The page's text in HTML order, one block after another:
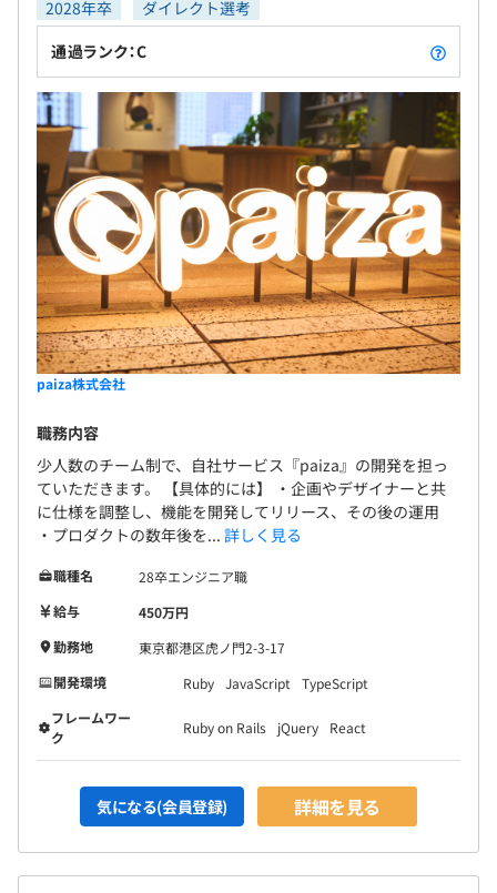
2028年卒
ダイレクト選考
通過ランク：C
paiza株式会社
職務内容
少人数のチーム制で、自社サービス『paiza』の開発を担っ
ていただきます。 【具体的には】 ・企画やデザイナーと共
に仕様を調整し、機能を開発してリリース、その後の運用
・プロダクトの数年後を... 詳しく見る
職種名
28卒エンジニア職
給与
450万円
勤務地
東京都港区虎ノ門2-3-17
開発環境
Ruby JavaScript
TypeScript
フレームワー
ク
Ruby on Rails jQuery React
気になる(会員登録) 詳細を見る